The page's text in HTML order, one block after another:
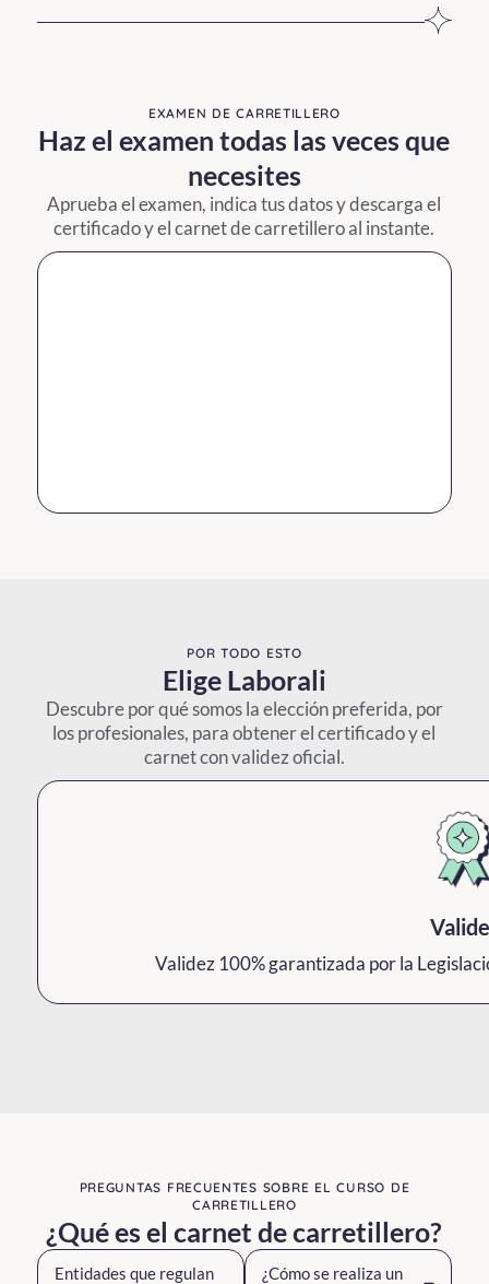
Salud
En el primer tema,
aprenderás todo
lo relativo a la
seguridad y salud
EXAMEN DE CARRETILLERO
Haz el examen todas las veces que
necesites
Aprueba el examen, indica tus datos y descarga el
certificado y el carnet de carretillero al instante.
POR TODO ESTO
Elige Laborali
Descubre por qué somos la elección preferida, por
los profesionales, para obtener el certificado y el
carnet con validez oficial.
Validez 100% garantizada por la
PREGUNTAS FRECUENTES SOBRE EL CURSO DE
CARRETILLERO
¿Qué es el carnet de carretillero?
Entidades que regulan
¿Cómo se realiza un